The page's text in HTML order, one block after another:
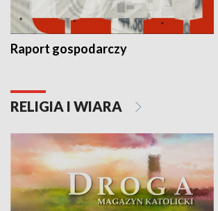
Raport gospodarczy
RELIGIA I WIARA